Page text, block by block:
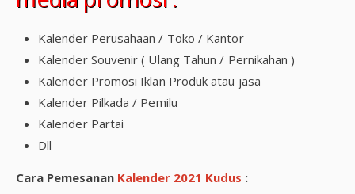
Kalender Perusahaan / Toko / Kantor
Kalender Souvenir ( Ulang Tahun / Pernikahan )
Kalender Promosi Iklan Produk atau jasa
Kalender Pilkada / Pemilu
Kalender Partai
Dll
Cara Pemesanan Kalender 2021 Kudus :